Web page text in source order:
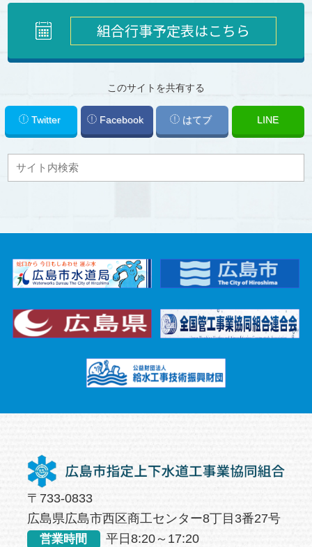
組合行事予定表はこちら
このサイトを共有する
Twitter Facebook はてブ LINE
〒733-0833
広島県広島市西区商工センター8丁目3番27号
営業時間 平日8:20～17:20